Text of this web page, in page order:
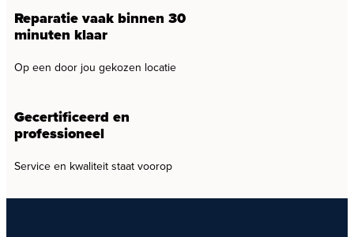
Reparatie vaak binnen 30
minuten klaar
Op een door jou gekozen locatie
Gecertificeerd en
professioneel
Service en kwaliteit staat voorop